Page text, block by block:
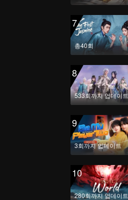
7
총40회
8
533회까지 업데이트
9
3회까지 업데이트
10
280회까지 업데이트